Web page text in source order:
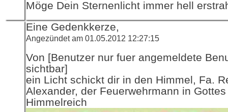
Möge Dein Sternenlicht immer hell
Eine Gedenkkerze,
Angezündet am 01.05.2012 12:27:15
Von [Benutzer nur fuer angemeldete
sichtbar]
ein Licht schickt dir in den Himmel, Fa.
Alexander, der Feuerwehrmann in Gottes
Himmelreich